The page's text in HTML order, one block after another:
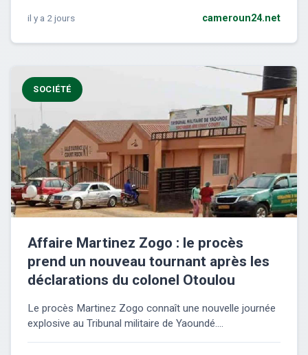
il y a 2 jours cameroun24.net
SOCIÉTÉ
Affaire Martinez Zogo : le procès
prend un nouveau tournant après les
déclarations du colonel Otoulou
Le procès Martinez Zogo connaît une nouvelle journée
explosive au Tribunal militaire de Yaoundé....